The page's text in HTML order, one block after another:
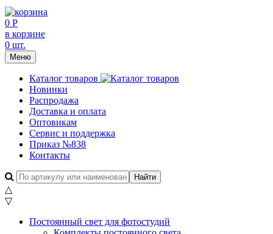
0 Р
в корзине
0 шт.
Меню
Каталог товаров
Новинки
Распродажа
Доставка и оплата
Оптовикам
Сервис и поддержка
Приказ №838
Контакты
△
▽
Постоянный свет для фотостудий